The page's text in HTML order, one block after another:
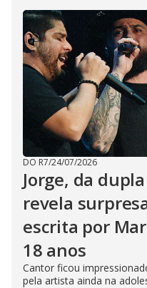
DO R7/24/07/2026
Jorge, da
revela
escrita por
18 anos
Cantor ficou
pela artista ainda na